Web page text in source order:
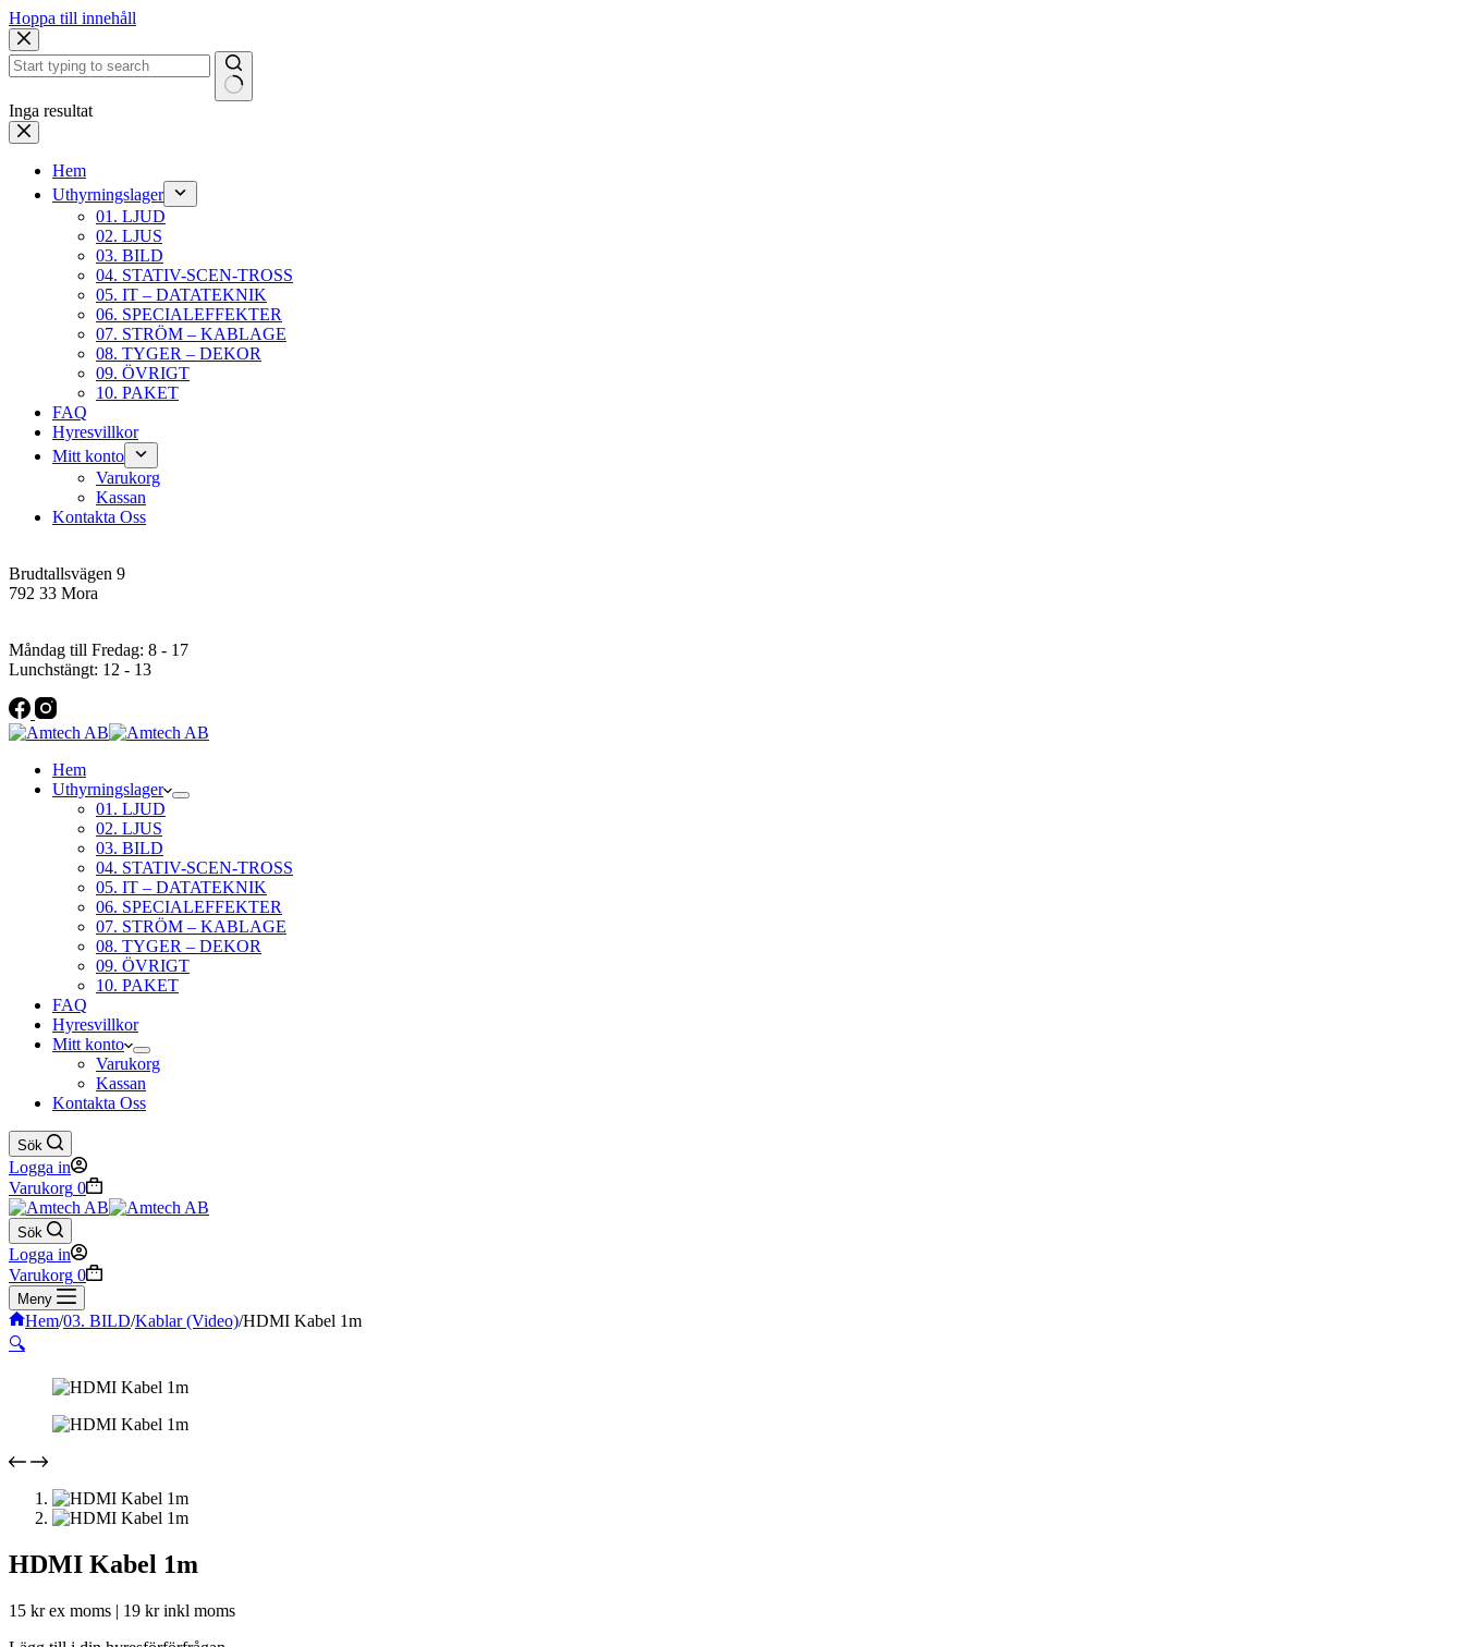
Hoppa till innehåll
Inga resultat
Hem
Uthyrningslager
01. LJUD
02. LJUS
03. BILD
04. STATIV-SCEN-TROSS
05. IT – DATATEKNIK
06. SPECIALEFFEKTER
07. STRÖM – KABLAGE
08. TYGER – DEKOR
09. ÖVRIGT
10. PAKET
FAQ
Hyresvillkor
Mitt konto
Varukorg
Kassan
Kontakta Oss
Brudtallsvägen 9
792 33 Mora
Måndag till Fredag: 8 - 17
Lunchstängt: 12 - 13
Hem
Uthyrningslager
01. LJUD
02. LJUS
03. BILD
04. STATIV-SCEN-TROSS
05. IT – DATATEKNIK
06. SPECIALEFFEKTER
07. STRÖM – KABLAGE
08. TYGER – DEKOR
09. ÖVRIGT
10. PAKET
FAQ
Hyresvillkor
Mitt konto
Varukorg
Kassan
Kontakta Oss
Sök
Logga in
Varukorg 0
Sök
Logga in
Varukorg 0
Meny
Hem/03. BILD/Kablar (Video)/HDMI Kabel 1m
🔍
HDMI Kabel 1m
15 krex moms | 19 krinkl moms